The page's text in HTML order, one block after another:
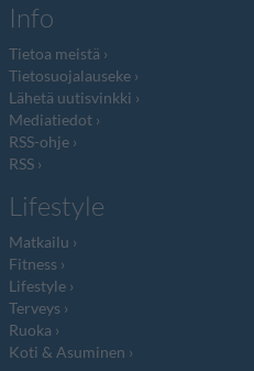
Info
Tietoa meistä
Tietosuojalauseke
Lähetä uutisvinkki
Mediatiedot
RSS-ohje
RSS
Lifestyle
Matkailu
Fitness
Lifestyle
Terveys
Ruoka
Koti & Asuminen